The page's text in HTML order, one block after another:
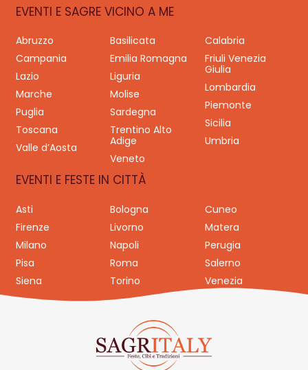
EVENTI E SAGRE VICINO A ME
Abruzzo Basilicata
Calabria
Campania
Emilia Romagna
Friuli Venezia
Giulia
Lazio
Liguria
Lombardia
Marche
Molise
Piemonte
Puglia
Sardegna
Sicilia
Toscana
Trentino Alto
Adige
Umbria
Valle d’Aosta
Veneto
EVENTI E FESTE IN CITTÀ
Asti Bologna
Cuneo
Firenze
Livorno
Matera
Milano
Napoli
Perugia
Pisa
Roma
Salerno
Siena
Torino Venezia